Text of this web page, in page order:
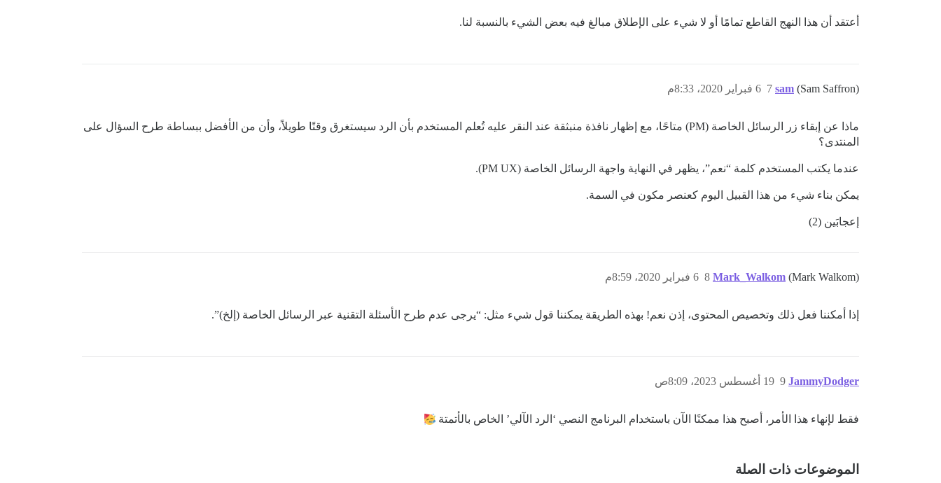
أعتقد أن هذا النهج القاطع تمامًا أو لا شيء على الإطلاق مبالغ فيه بعض الشيء بالنسبة لنا.
sam (Sam Saffron) 6 فبراير 2020، 8:33م 7
ماذا عن إبقاء زر الرسائل الخاصة (PM) متاحًا، مع إظهار نافذة منبثقة عند النقر عليه تُعلم المستخدم بأن الرد سيستغرق وقتًا طويلاً، وأن من الأفضل ببساطة طرح السؤال على
المنتدى؟
عندما يكتب المستخدم كلمة “نعم”، يظهر في النهاية واجهة الرسائل الخاصة (PM UX).
يمكن بناء شيء من هذا القبيل اليوم كعنصر مكون في السمة.
إعجابَين (2)
Mark_Walkom (Mark Walkom) 6 فبراير 2020، 8:59م 8
إذا أمكننا فعل ذلك وتخصيص المحتوى، إذن نعم! بهذه الطريقة يمكننا قول شيء مثل: “يرجى عدم طرح الأسئلة التقنية عبر الرسائل الخاصة (إلخ)”.
JammyDodger 19 أغسطس 2023، 8:09ص 9
فقط لإنهاء هذا الأمر، أصبح هذا ممكنًا الآن باستخدام البرنامج النصي ‘الرد الآلي’ الخاص بالأتمتة
الموضوعات ذات الصلة